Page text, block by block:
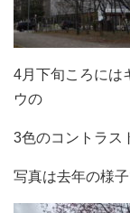
4月下旬ころには
ウの
3色のコントラス
写真は去年の様